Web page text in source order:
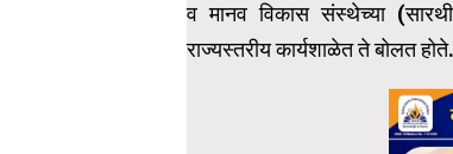
व मानव विकास संस्थेच्या
राज्यस्तरीय कार्यशाळेत ते बोलत होते.